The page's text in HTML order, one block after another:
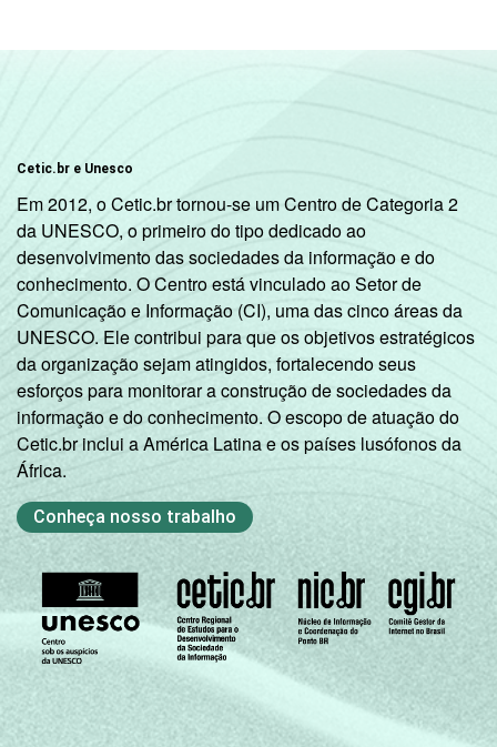
2º ano do
¹ Base: 1987 professores. Respostas
estimuladas. Cada item apresentado se
refere apenas aos resultados da alternativa
"sim". Dados coletados entre setembro e
dezembro de 2013.
Fonte: NIC.br - set 2013 / dez 2013
Cetic.br e Unesco
Em 2012, o Cetic.br tornou-se um Centro de Categoria 2
da UNESCO, o primeiro do tipo dedicado ao
desenvolvimento das sociedades da informação e do
conhecimento. O Centro está vinculado ao Setor de
Comunicação e Informação (CI), uma das cinco áreas da
UNESCO. Ele contribui para que os objetivos estratégicos
da organização sejam atingidos, fortalecendo seus
esforços para monitorar a construção de sociedades da
informação e do conhecimento. O escopo de atuação do
Cetic.br inclui a América Latina e os países lusófonos da
África.
Conheça nosso trabalho